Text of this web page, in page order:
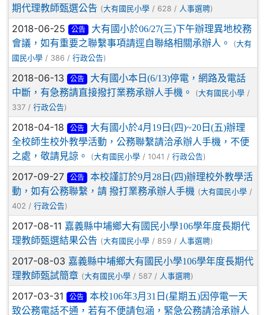
期代理教師甄選公告 (大有國民小學 / 628 / 人事選聘)
2018-06-25 公告
大有國小於06/27(三)下午辦理異地校務
會議，如有重要之聯繫事項請逕自聯絡相關承辦人。
(大有
國民小學 / 386 / 行政公告)
2018-06-13 公告
大有國小本日(6/13)停電，網路及電話
中斷，有急務請直接撥打業務承辦人手機。
(大有國民小學 /
337 / 行政公告)
2018-04-18 公告
大有國小於4月19日(四)~20日(五)辦理
全校師生校外教學活動，公務聯繫請洽承辦人手機，不便
之處，敬請見諒。
(大有國民小學 / 1041 / 行政公告)
2017-09-27 公告
本校謹訂於9月28日(四)辦理校外教學活
動，如有公務聯繫，請 撥打業務承辦人手機 (大有國民小學 /
402 / 行政公告)
2017-08-11 嘉義縣中埔鄉大有國民小學106學年度長期代
理教師甄選結果公告 (大有國民小學 / 859 / 人事選聘)
2017-08-03 嘉義縣中埔鄉大有國民小學106學年度長期代
理教師甄試簡章 (大有國民小學 / 587 / 人事選聘)
2017-03-31 公告
本校106年3月31日(星期五)因停電一天
致公務電話不通，若有不便請包涵，緊急公務請洽承辦人